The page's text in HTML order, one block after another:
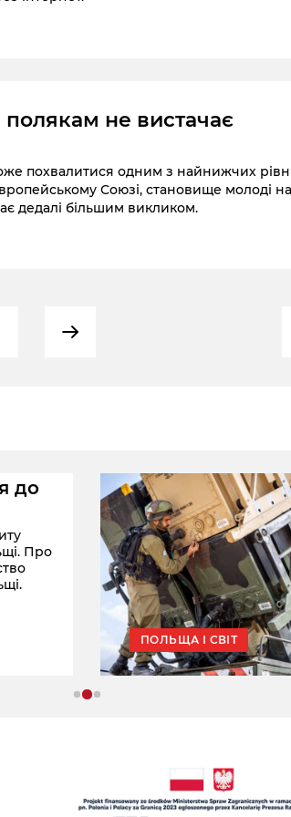
не вистачає
похвалитися одним з найнижчих
Союзі, становище молоді
дедалі більшим викликом.
до
Про
ПОЛЬЩА І СВІТ